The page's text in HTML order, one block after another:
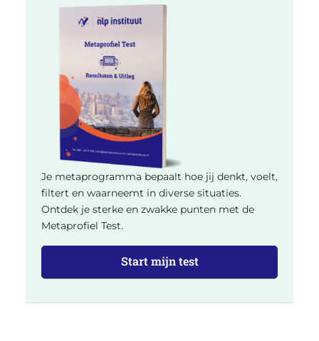
Je metaprogramma bepaalt hoe jij denkt, voelt,
filtert en waarneemt in diverse situaties.
Ontdek je sterke en zwakke punten met de
Metaprofiel Test.
Start mijn test